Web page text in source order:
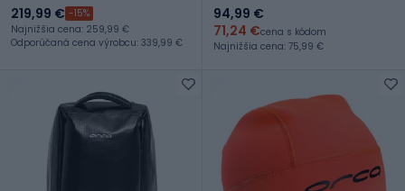
219,99 € -15%
Najnižšia cena: 259,99 €
Odporúčaná cena výrobcu: 339,99 €
94,99 €
71,24 €cena s kódom
Najnižšia cena: 75,99 €